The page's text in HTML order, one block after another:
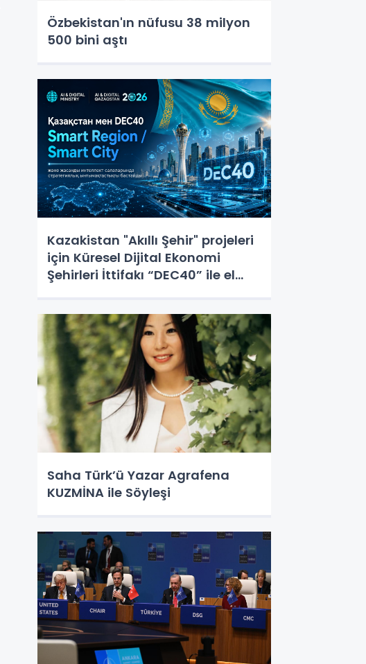
Özbekistan'ın nüfusu 38 milyon
500 bini aştı
Kazakistan "Akıllı Şehir" projeleri
için Küresel Dijital Ekonomi
Şehirleri İttifakı “DEC40” ile el
Saha Türk’ü Yazar Agrafena
KUZMİNA ile Söyleşi